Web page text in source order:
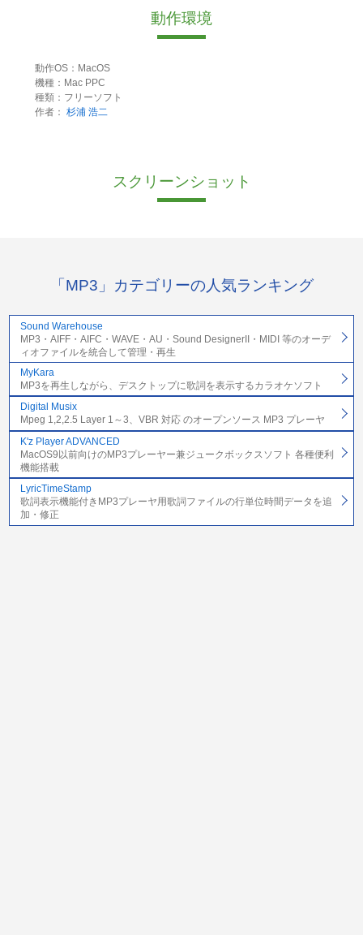
動作環境
動作OS：MacOS
機種：Mac PPC
種類：フリーソフト
作者： 杉浦 浩二
スクリーンショット
「MP3」カテゴリーの人気ランキング
Sound Warehouse
MP3・AIFF・AIFC・WAVE・AU・Sound DesignerII・MIDI 等のオーデ
ィオファイルを統合して管理・再生
MyKara
MP3を再生しながら、デスクトップに歌詞を表示するカラオケソフト
Digital Musix
Mpeg 1,2,2.5 Layer 1～3、VBR 対応 のオープンソース MP3 プレーヤ
K'z Player ADVANCED
MacOS9以前向けのMP3プレーヤー兼ジュークボックスソフト 各種便利
機能搭載
LyricTimeStamp
歌詞表示機能付きMP3プレーヤ用歌詞ファイルの行単位時間データを追
加・修正